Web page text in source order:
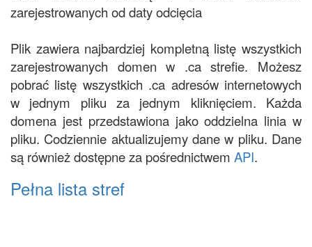
zarejestrowanych od daty odcięcia
Plik zawiera najbardziej kompletną listę wszystkich
zarejestrowanych domen w .ca strefie. Możesz
pobrać listę wszystkich .ca adresów internetowych
w jednym pliku za jednym kliknięciem. Każda
domena jest przedstawiona jako oddzielna linia w
pliku. Codziennie aktualizujemy dane w pliku. Dane
są również dostępne za pośrednictwem API.
Pełna lista stref